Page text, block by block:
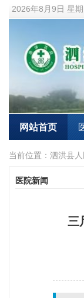
2026年8月9日 星期
网站首页
当前位置： 泗洪县
医院新闻
三